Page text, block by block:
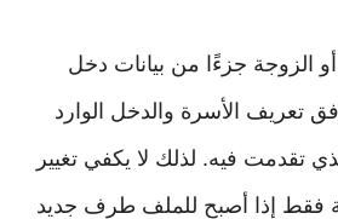
الزوجة جزءًا من بيانات دخل
تعريف الأسرة والدخل الوارد
تقدمت فيه. لذلك لا يكفي تغيير
فقط إذا أصبح للملف طرف جديد